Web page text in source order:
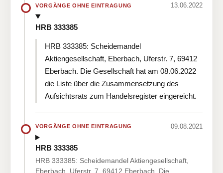
VORGÄNGE OHNE EINTRAGUNG 13.06.2022
HRB 333385
HRB 333385: Scheidemandel
Aktiengesellschaft, Eberbach, Uferstr. 7, 69412
Eberbach. Die Gesellschaft hat am 08.06.2022
die Liste über die Zusammensetzung des
Aufsichtsrats zum Handelsregister eingereicht.
VORGÄNGE OHNE EINTRAGUNG 09.08.2021
HRB 333385
HRB 333385: Scheidemandel Aktiengesellschaft,
Eberbach, Uferstr. 7, 69412 Eberbach. Die